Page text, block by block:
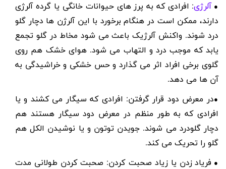
● آلرژی: افرادی که به پرز های حیوانات خانگی یا گرده آلرژی
دارند، ممکن است در هنگام برخورد با این آلرژن ها دچار گلو
درد شوند. واکنش آلرژیک باعث می شود مخاط در گلو تجمع
یابد که موجب درد و التهاب می شود. هوای خشک هم روی
گلوی برخی افراد اثر می گذارد و حس خشکی و خراشیدگی به
آن ها می دهد.
●در معرض دود قرار گرفتن: افرادی که سیگار می کشند و یا
افرادی که به طور منظم در معرض دود سیگار هستند هم
دچار گلودرد می شوند. جویدن توتون و یا نوشیدن الکل هم
گلو را تحریک می کند.
● فریاد زدن یا زیاد صحبت کردن: صحبت کردن طولانی مدت